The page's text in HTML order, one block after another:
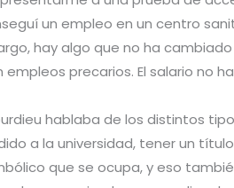
un empleo en un centro
hay algo que no ha
precarios. El salario no
hablaba de los distintos
a la universidad, tener un
que se ocupa, y eso